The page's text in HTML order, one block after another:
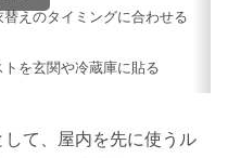
替えのタイミングに合わせる
を玄関や冷蔵庫に貼る
て、屋内を先に使うル